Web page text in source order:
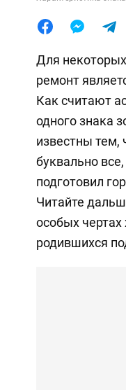
Для
ремонт
Как считают
одного знака
известны тем,
буквально
подготовил
Читайте
особых
родившихся